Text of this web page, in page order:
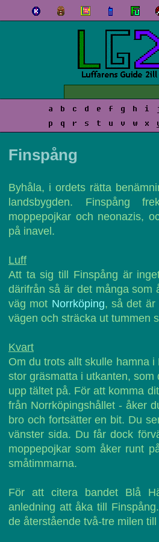
a b c d e f g h i
p
q r s t u v w x
Finspång
Byhåla, i ordets rätta
landsbygden. Finspång
moppepojkar och neonazis,
på inavel.
Luff
Att ta sig till Finspång är
därifrån så är det många som
väg mot Norrköping, så det är
vägen och sträcka ut tummen
Kvart
Om du trots allt skulle hamna i
stor gräsmatta i utkanten, som
upp tältet på. För att komma
från Norrköpingshållet - åker
bro och fortsätter en bit. Du
vänster sida. Du får dock
moppepojkar som åker runt
småtimmarna.
För att citera bandet Blå
anledning att åka till
de återstående två-tre milen